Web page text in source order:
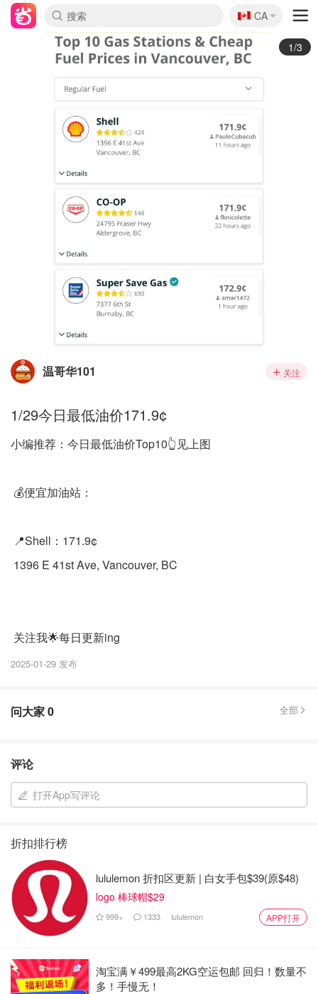
🇨🇦
CA
2/3
温哥华101 关注
1/29今日最低油价171.9¢
小编推荐：今日最低油价Top10👆见上图
💰便宜加油站：
📍Shell：171.9¢
1396 E 41st Ave, Vancouver, BC
关注我🌟每日更新ing
2025-01-29 发布
问大家0 全部
评论
打开App写评论
折扣排行榜
lululemon 折扣区更新 | 白女手包$39(原$48)
logo 棒球帽$29
999+ 1333 lululemon APP打开
淘宝满￥499最高2KG空运包邮 回归！数量不
多！手慢无！